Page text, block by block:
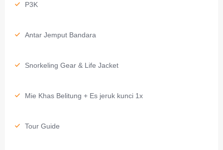
P3K
Antar Jemput Bandara
Snorkeling Gear & Life Jacket
Mie Khas Belitung + Es jeruk kunci 1x
Tour Guide